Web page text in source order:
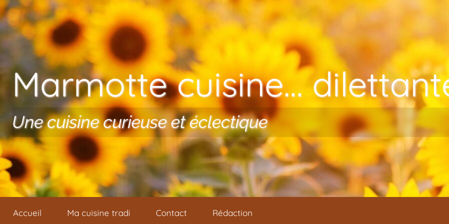
Aller au contenu
Marmotte cuisine…
Une cuisine curieuse et éclectique
Accueil Ma cuisine tradi Contact Rédaction